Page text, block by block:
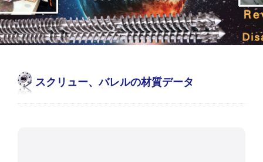
スクリュー、バレルの材質データ